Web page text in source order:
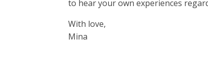
to hear your own experiences
With love,
Mina